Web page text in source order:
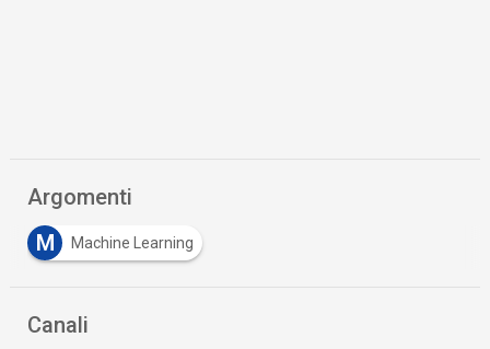
Argomenti
M
Machine Learning
Canali